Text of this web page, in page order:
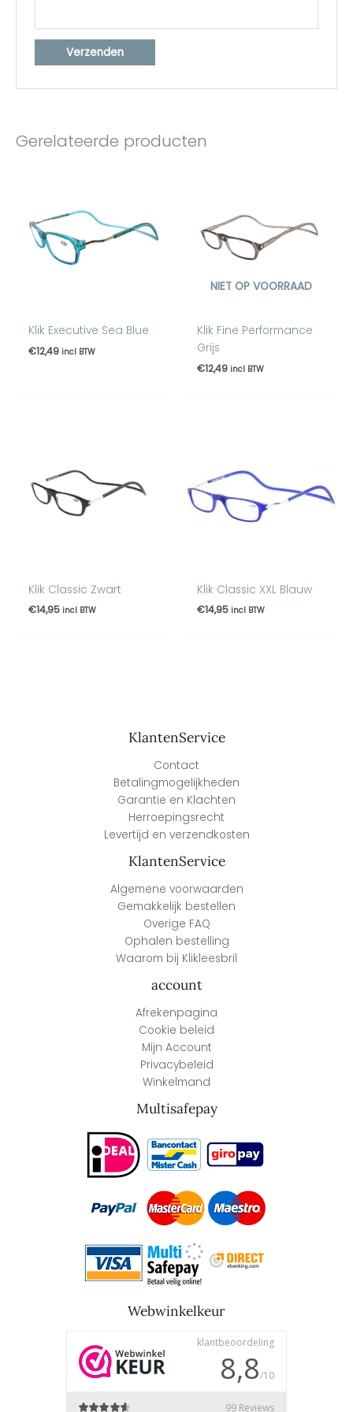
Gerelateerde producten
Klik Executive Sea Blue
€12,49 incl BTW
NIET OP VOORRAAD
Klik Fine Performance
Grijs
€12,49 incl BTW
Klik Classic Zwart
€14,95 incl BTW
Klik Classic XXL Blauw
€14,95 incl BTW
KlantenService
Contact
Betalingmogelijkheden
Garantie en Klachten
Herroepingsrecht
Levertijd en verzendkosten
KlantenService
Algemene voorwaarden
Gemakkelijk bestellen
Overige FAQ
Ophalen bestelling
Waarom bij Klikleesbril
account
Afrekenpagina
Cookie beleid
Mijn Account
Privacybeleid
Winkelmand
Multisafepay
Webwinkelkeur